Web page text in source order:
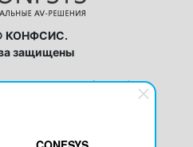
КОНФСИС.
защищены
дом 8, стр 1
33
8 (800) 555-19-25